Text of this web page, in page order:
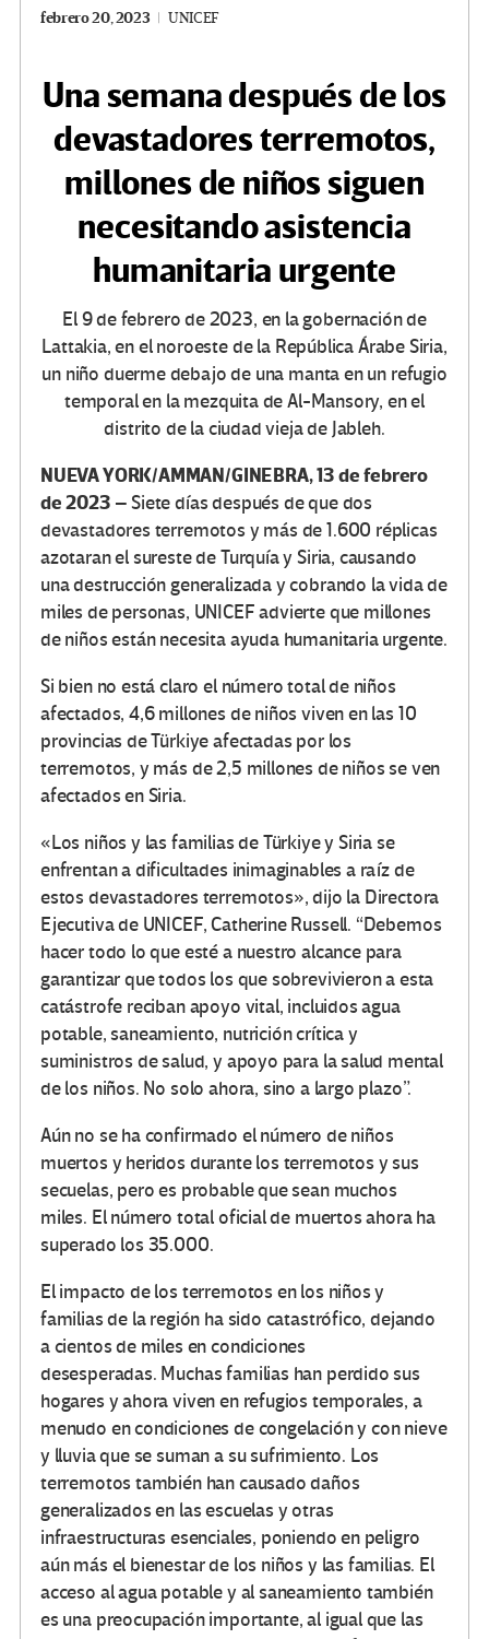
febrero 20, 2023 UNICEF
Una semana después de los
devastadores terremotos,
millones de niños siguen
necesitando asistencia
humanitaria urgente
El 9 de febrero de 2023, en la gobernación de
Lattakia, en el noroeste de la República Árabe Siria,
un niño duerme debajo de una manta en un refugio
temporal en la mezquita de Al-Mansory, en el
distrito de la ciudad vieja de Jableh.
NUEVA YORK/AMMAN/GINEBRA, 13 de febrero
de 2023 –Siete días después de que dos
devastadores terremotos y más de 1.600 réplicas
azotaran el sureste de Turquía y Siria, causando
una destrucción generalizada y cobrando la vida de
miles de personas, UNICEF advierte que millones
de niños están necesita ayuda humanitaria urgente.
Si bien no está claro el número total de niños
afectados, 4,6 millones de niños viven en las 10
provincias de Türkiye afectadas por los
terremotos, y más de 2,5 millones de niños se ven
afectados en Siria.
«Los niños y las familias de Türkiye y Siria se
enfrentan a dificultades inimaginables a raíz de
estos devastadores terremotos», dijo la Directora
Ejecutiva de UNICEF, Catherine Russell. “Debemos
hacer todo lo que esté a nuestro alcance para
garantizar que todos los que sobrevivieron a esta
catástrofe reciban apoyo vital, incluidos agua
potable, saneamiento, nutrición crítica y
suministros de salud, y apoyo para la salud mental
de los niños. No solo ahora, sino a largo plazo”.
Aún no se ha confirmado el número de niños
muertos y heridos durante los terremotos y sus
secuelas, pero es probable que sean muchos
miles. El número total oficial de muertos ahora ha
superado los 35.000.
El impacto de los terremotos en los niños y
familias de la región ha sido catastrófico, dejando
a cientos de miles en condiciones
desesperadas. Muchas familias han perdido sus
hogares y ahora viven en refugios temporales, a
menudo en condiciones de congelación y con nieve
y lluvia que se suman a su sufrimiento. Los
terremotos también han causado daños
generalizados en las escuelas y otras
infraestructuras esenciales, poniendo en peligro
aún más el bienestar de los niños y las familias. El
acceso al agua potable y al saneamiento también
es una preocupación importante, al igual que las